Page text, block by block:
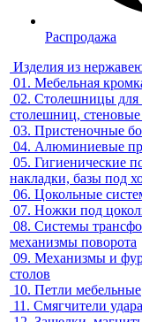
Распродажа
Изделия из
01. Мебельная
02. Столешницы для
столешниц,
03. Пристеночные
04. Алюминиевые
05. Гигиенические
накладки, базы под
06. Цокольные
07. Ножки под
08. Системы
механизмы поворота
09. Механизмы и
столов
10. Петли мебельные
11. Смягчители удара